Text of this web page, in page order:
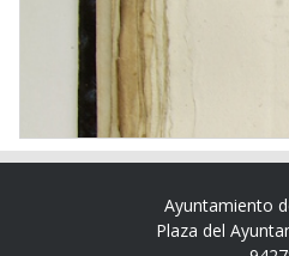
Ayuntamiento
Plaza del